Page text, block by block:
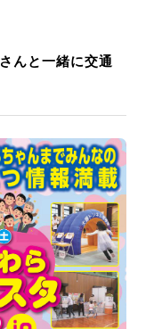
んと一緒に交通